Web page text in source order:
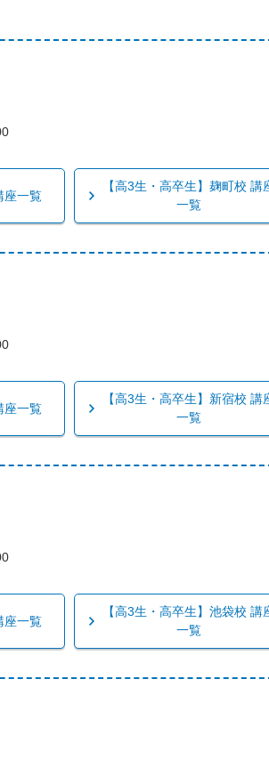
座一覧
【高3生・高卒生】麹町校 講
一覧
座一覧
【高3生・高卒生】新宿校 講
一覧
座一覧
【高3生・高卒生】池袋校 講
一覧